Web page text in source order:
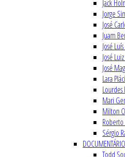
Jack
Jorge
José
Juam
José
José
José
Lara
Lourdes
Mari
Milton
Sérgio
Todd